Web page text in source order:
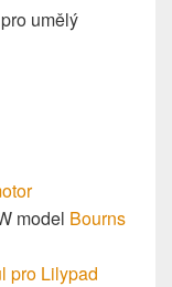
umělý
model Bourns
pro Lilypad